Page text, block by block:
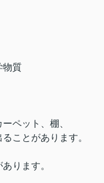
物質
ペット、棚、
ことがあります。
ります。